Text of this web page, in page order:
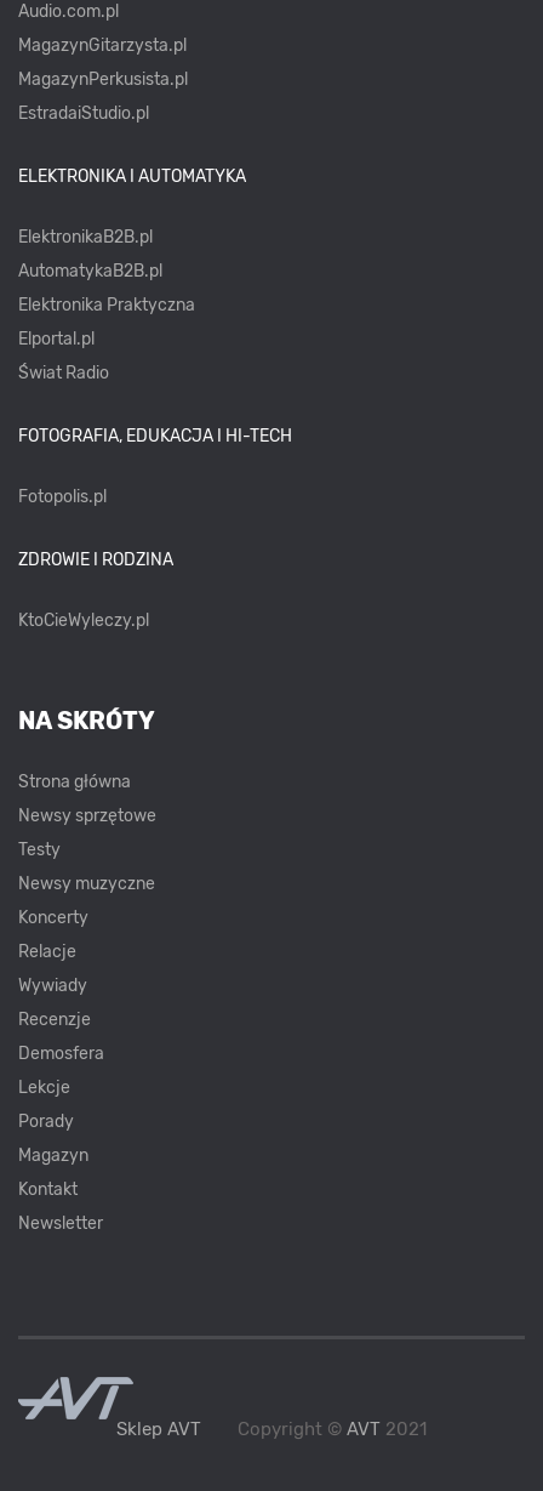
Audio.com.pl
MagazynGitarzysta.pl
MagazynPerkusista.pl
EstradaiStudio.pl
ELEKTRONIKA I AUTOMATYKA
ElektronikaB2B.pl
AutomatykaB2B.pl
Elektronika Praktyczna
Elportal.pl
Świat Radio
FOTOGRAFIA, EDUKACJA I HI-TECH
Fotopolis.pl
ZDROWIE I RODZINA
KtoCieWyleczy.pl
NA SKRÓTY
Strona główna
Newsy sprzętowe
Testy
Newsy muzyczne
Koncerty
Relacje
Wywiady
Recenzje
Demosfera
Lekcje
Porady
Magazyn
Kontakt
Newsletter
Sklep AVT Copyright © AVT 2021